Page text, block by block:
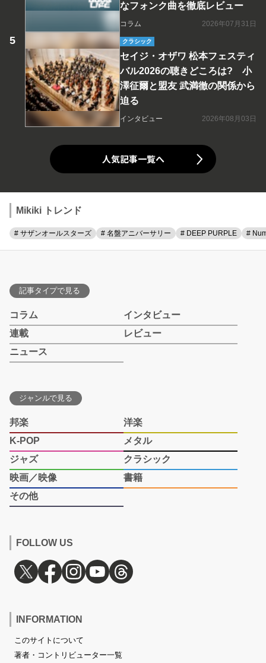
なフォンク曲を徹底レビュー
コラム 2026年07月31日
クラシック
セイジ・オザワ 松本フェスティ
バル2026の聴きどころは? 小
澤征爾と盟友 武満徹の関係から
迫る
インタビュー 2026年08月03日
人気記事一覧へ
Mikiki トレンド
# サザンオールスターズ # 名盤アニバーサリー # DEEP PURPLE #
記事タイプで見る
コラム
インタビュー
連載
レビュー
ニュース
ジャンルで見る
邦楽
洋楽
K-POP
メタル
ジャズ
クラシック
映画／映像
書籍
その他
FOLLOW US
INFORMATION
このサイトについて
著者・コントリビューター一覧